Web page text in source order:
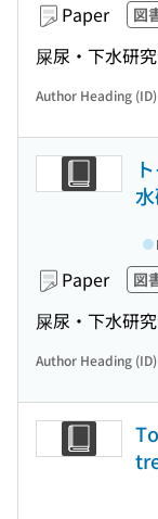
Paper 図
屎尿・下水研
Author Heading (ID)
Paper 図
屎尿・下水研
Author Heading (ID)